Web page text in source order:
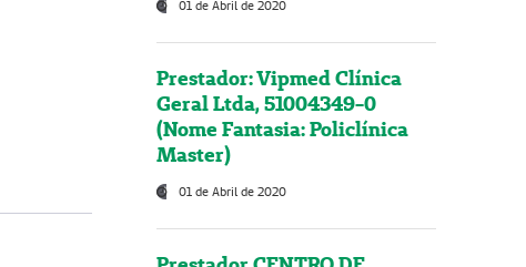
01 de Abril de 2020
Prestador: Vipmed Clínica
Geral Ltda, 51004349-0
(Nome Fantasia: Policlínica
Master)
01 de Abril de 2020